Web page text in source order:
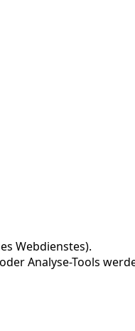
Webdienstes).
Analyse-Tools